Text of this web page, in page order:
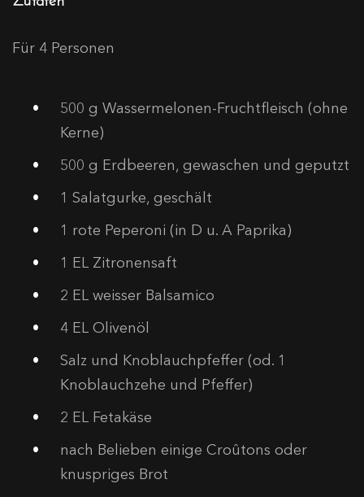
Für 4 Personen
500 g Wassermelonen-Fruchtfleisch (ohne
Kerne)
500 g Erdbeeren, gewaschen und geputzt
1 Salatgurke, geschält
1 rote Peperoni (in D u. A Paprika)
1 EL Zitronensaft
2 EL weisser Balsamico
4 EL Olivenöl
Salz und Knoblauchpfeffer (od. 1
Knoblauchzehe und Pfeffer)
2 EL Fetakäse
nach Belieben einige Croûtons oder
knuspriges Brot